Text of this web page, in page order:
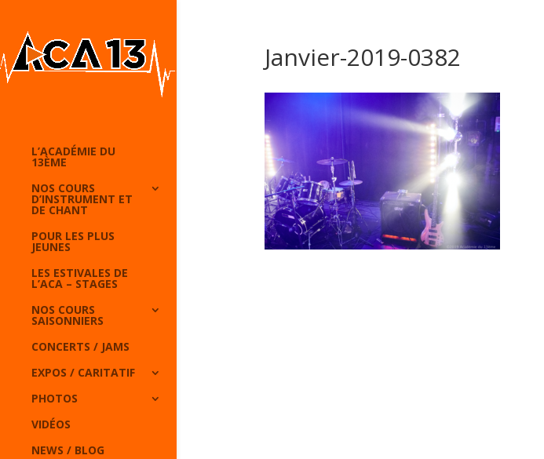
L’ACADÉMIE DU
13ÈME
NOS COURS
D’INSTRUMENT ET
DE CHANT
POUR LES PLUS
JEUNES
LES ESTIVALES DE
L’ACA – STAGES
NOS COURS
SAISONNIERS
CONCERTS / JAMS
EXPOS / CARITATIF
PHOTOS
VIDÉOS
NEWS / BLOG
Janvier-2019-0382